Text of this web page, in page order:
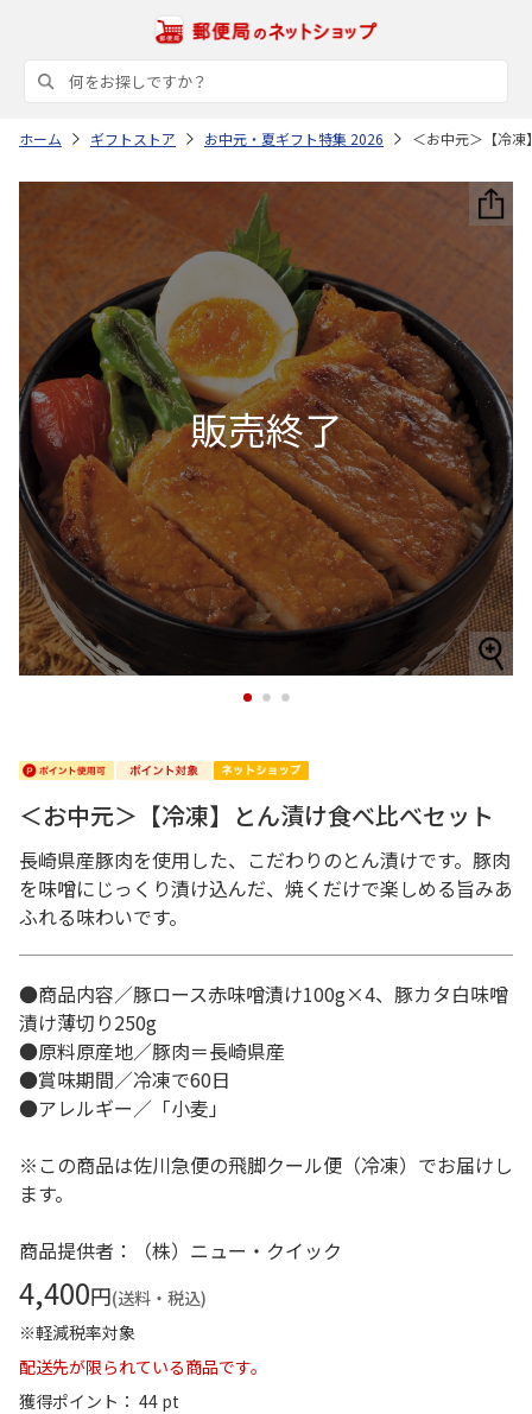
ホーム ギフトストア お中元・夏ギフト特集 2026 ＜お中元＞【冷
1 2 3
＜お中元＞【冷凍】とん漬け食べ比べセット
長崎県産豚肉を使用した、こだわりのとん漬けです。豚肉
を味噌にじっくり漬け込んだ、焼くだけで楽しめる旨みあ
ふれる味わいです。
●商品内容／豚ロース赤味噌漬け100g×4、豚カタ白味噌
漬け薄切り250g
●原料原産地／豚肉＝長崎県産
●賞味期間／冷凍で60日
●アレルギー／「小麦」
※この商品は佐川急便の飛脚クール便（冷凍）でお届けし
ます。
商品提供者：（株）ニュー・クイック
4,400円(送料・税込)
※軽減税率対象
配送先が限られている商品です。
獲得ポイント： 44 pt